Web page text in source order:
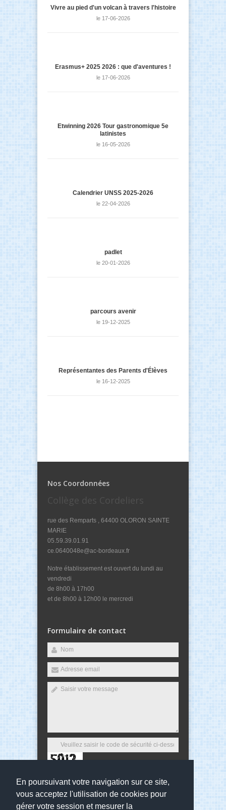
En poursuivant votre navigation sur ce site,
vous acceptez l'utilisation de cookies pour
gérer votre session et mesurer la
Vivre au pied d'un volcan à travers l'histoire
le 17-06-2026
Erasmus+ 2025 2026 : que d'aventures !
le 17-06-2026
Etwinning 2026 Tour gastronomique 5e
latinistes
le 16-05-2026
Calendrier UNSS 2025-2026
le 22-04-2026
padlet
le 20-01-2026
parcours avenir
le 19-12-2025
Représentantes des Parents d'Élèves
le 16-12-2025
Nos Coordonnées
Collège des Cordeliers
rue des Remparts , 64400 OLORON SAINTE
MARIE
05.59.39.01.91
ce.0640048e@ac-bordeaux.fr
Notre établissement est ouvert du lundi au
vendredi
de 8h00 à 17h00
et de 8h00 à 12h00 le mercredi
Formulaire de contact
Envoyer